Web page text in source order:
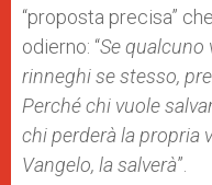
“proposta precisa”
odierno: “Se qualcuno
rinneghi se stesso,
Perché chi vuole
chi perderà la propria
Vangelo, la salverà”.